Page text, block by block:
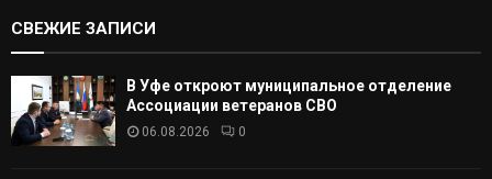
СВЕЖИЕ ЗАПИСИ
В Уфе откроют муниципальное отделение
Ассоциации ветеранов СВО
06.08.2026 0